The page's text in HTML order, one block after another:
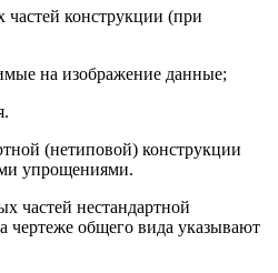
конструкции (при
на изображение данные;
(нетиповой) конструкции
упрощениями.
частей нестандартной
чертеже общего вида указывают